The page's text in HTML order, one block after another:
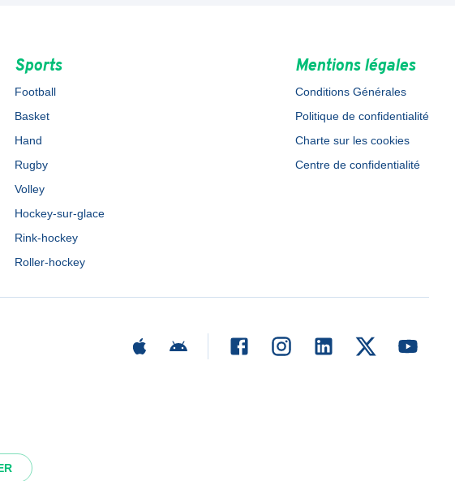
Sports
Football
Basket
Hand
Rugby
Volley
Hockey-sur-glace
Rink-hockey
Roller-hockey
Mentions légales
Conditions Générales
Politique de confidentialité
Charte sur les cookies
Centre de confidentialité